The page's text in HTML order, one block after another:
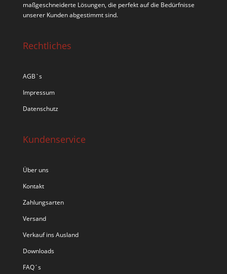
maßgeschneiderte Lösungen, die perfekt auf die Bedürfnisse
unserer Kunden abgestimmt sind.
Rechtliches
AGB`s
Impressum
Datenschutz
Kundenservice
Über uns
Kontakt
Zahlungsarten
Versand
Verkauf ins Ausland
Downloads
FAQ´s